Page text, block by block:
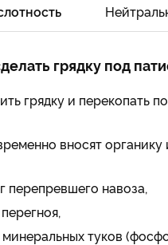
грядку под
грядку и перекопать
вносят
перепревшего навоза,
туков